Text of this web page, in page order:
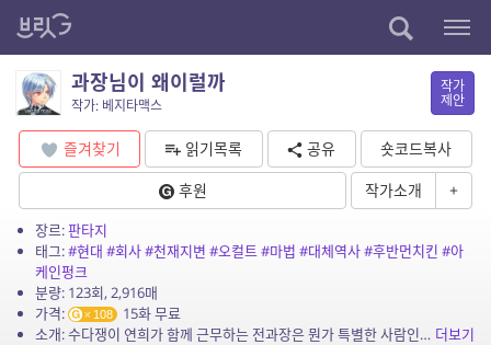
과장님이 왜이럴까
작가: 베지타맥스
작가
제안
즐겨찾기 읽기목록 공유
숏코드복사
후원
작가소개 +
장르:판타지
태그:#현대 #회사#천재지변 #오컬트#마법 #대체역사#후반먼치킨 #아
케인펑크
분량: 123회, 2,916매
가격:
108
15화 무료
소개: 수다쟁이 연희가 함께 근무하는 전과장은 뭔가 특별한 사람인듯 했다. 이사람과 있으면 뭔가 신기방기한 일이 일어나지 않을까? 그 예상이 현실이 되었다. 더보기